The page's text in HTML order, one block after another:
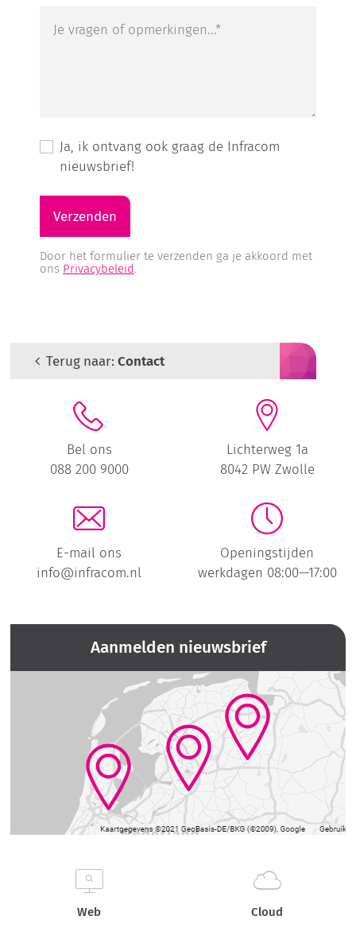
Je vragen of opmerkingen...*
Ja, ik ontvang ook graag de Infracom
nieuwsbrief!
Verzenden
Door het formulier te verzenden ga je akkoord met
ons Privacybeleid.
Terug naar:Contact
Bel ons
088 200 9000
Lichterweg 1a
8042 PW Zwolle
E-mail ons
info@infracom.nl
Openingstijden
werkdagen 08:00—17:00
Aanmelden nieuwsbrief
Web Cloud